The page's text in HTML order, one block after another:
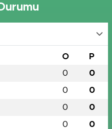
O P
0 0
0 0
0 0
0 0